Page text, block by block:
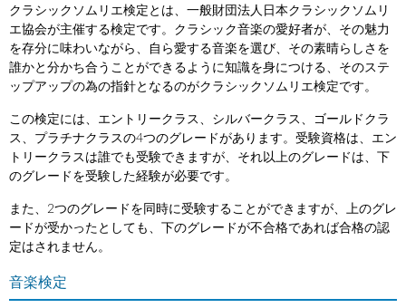
クラシックソムリエ検定とは、一般財団法人日本クラシックソムリ
エ協会が主催する検定です。クラシック音楽の愛好者が、その魅力
を存分に味わいながら、自ら愛する音楽を選び、その素晴らしさを
誰かと分かち合うことができるように知識を身につける、そのステ
ップアップの為の指針となるのがクラシックソムリエ検定です。
この検定には、エントリークラス、シルバークラス、ゴールドクラ
ス、プラチナクラスの4つのグレードがあります。受験資格は、エン
トリークラスは誰でも受験できますが、それ以上のグレードは、下
のグレードを受験した経験が必要です。
また、2つのグレードを同時に受験することができますが、上のグレ
ードが受かったとしても、下のグレードが不合格であれば合格の認
定はされません。
音楽検定